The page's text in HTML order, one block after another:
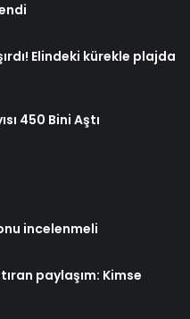
Elindeki kürekle plajda
450 Bini Aştı
incelenmeli
paylaşım: Kimse